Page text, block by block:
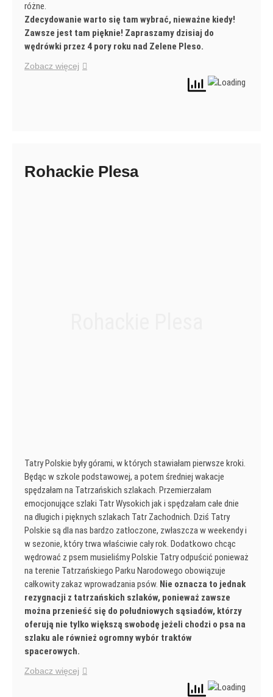
różne.
Zdecydowanie warto się tam wybrać, nieważne kiedy!
Zawsze jest tam pięknie! Zapraszamy dzisiaj do
wędrówki przez 4 pory roku nad Zelene Pleso.
Zobacz więcej
Rohackie Plesa
Tatry Polskie były górami, w których stawiałam pierwsze kroki.
Będąc w szkole podstawowej, a potem średniej wakacje
spędzałam na Tatrzańskich szlakach. Przemierzałam
emocjonujące szlaki Tatr Wysokich jak i spędzałam całe dnie
na długich i pięknych szlakach Tatr Zachodnich. Dziś Tatry
Polskie są dla nas bardzo zatłoczone, zwłaszcza w weekendy i
w sezonie, który trwa właściwie cały rok. Dodatkowo chcąc
wędrować z psem musieliśmy Polskie Tatry odpuścić ponieważ
na terenie Tatrzańskiego Parku Narodowego obowiązuje
całkowity zakaz wprowadzania psów. Nie oznacza to jednak
rezygnacji z tatrzańskich szlaków, ponieważ zawsze
można przenieść się do południowych sąsiadów, którzy
oferują nie tylko większą swobodę jeżeli chodzi o psa na
szlaku ale również ogromny wybór traktów
spacerowych.
Zobacz więcej